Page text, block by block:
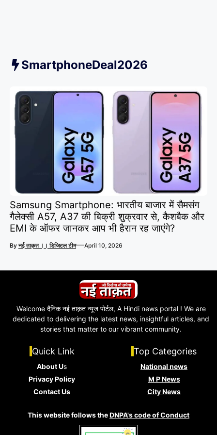
SmartphoneDeal2026
Samsung Smartphone: भारतीय बाजार में सैमसंग
गैलेक्सी A57, A37 की बिक्री शुक्रवार से, कैशबैक और
EMI के ऑफर जानकर आप भी हैरान रह जाएंगे?
Byनई ताक़त ।। डिजिटल टीम—April 10, 2026
Welcome दैनिक नई ताक़त न्यूज पोर्टल, A Hindi news portal ! We are
dedicated to delivering the latest news, insightful articles, and
stories that matter to our vibrant community.
Quick Link
About Us
Privacy Policy
Contact Us
Top Categories
National news
M P News
City News
This website follows theDNPA's code of Conduct